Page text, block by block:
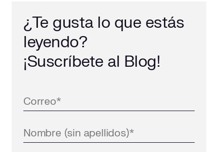
¿Te gusta lo que estás
leyendo?
¡Suscríbete al Blog!